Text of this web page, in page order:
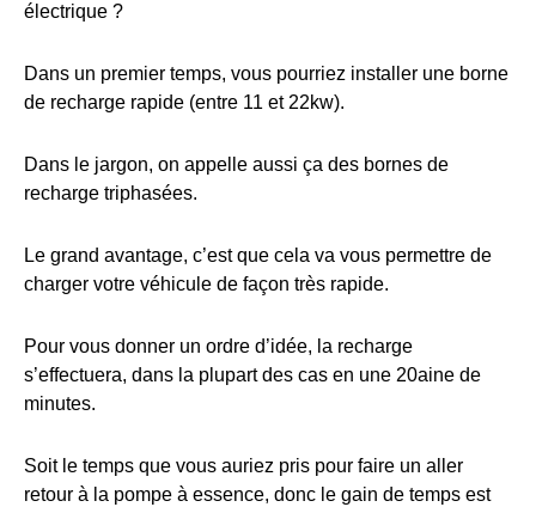
électrique ?
Dans un premier temps, vous pourriez installer une borne
de recharge rapide (entre 11 et 22kw).
Dans le jargon, on appelle aussi ça des bornes de
recharge triphasées.
Le grand avantage, c’est que cela va vous permettre de
charger votre véhicule de façon très rapide.
Pour vous donner un ordre d’idée, la recharge
s’effectuera, dans la plupart des cas en une 20aine de
minutes.
Soit le temps que vous auriez pris pour faire un aller
retour à la pompe à essence, donc le gain de temps est